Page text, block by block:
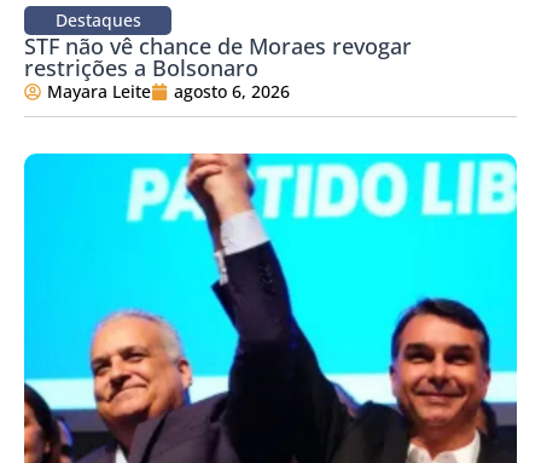
Destaques
STF não vê chance de Moraes revogar
restrições a Bolsonaro
Mayara Leite agosto 6, 2026